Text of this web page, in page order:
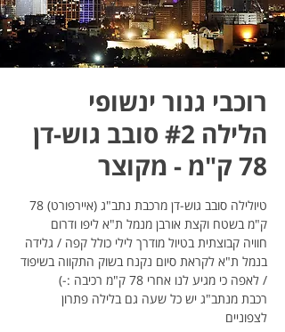
רוכבי גנור ינשופי
הלילה #2 סובב גוש-דן
78 ק"מ - מקוצר
טיולילה סובב גוש-דן מרכבת נתב"ג (איירפורט) 78
חוויה קבוצתית בטיול מודרך לילי כולל קפה / גלידה
בנמל ת"א לקראת סיום נקנח בשוק התקווה בשיפוד
רכבת מנתב"ג יש כל שעה גם בלילה פתרון
לצפוניים